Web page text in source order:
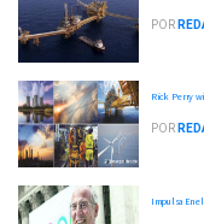
POR
Rick Perry
POR
Impulsa